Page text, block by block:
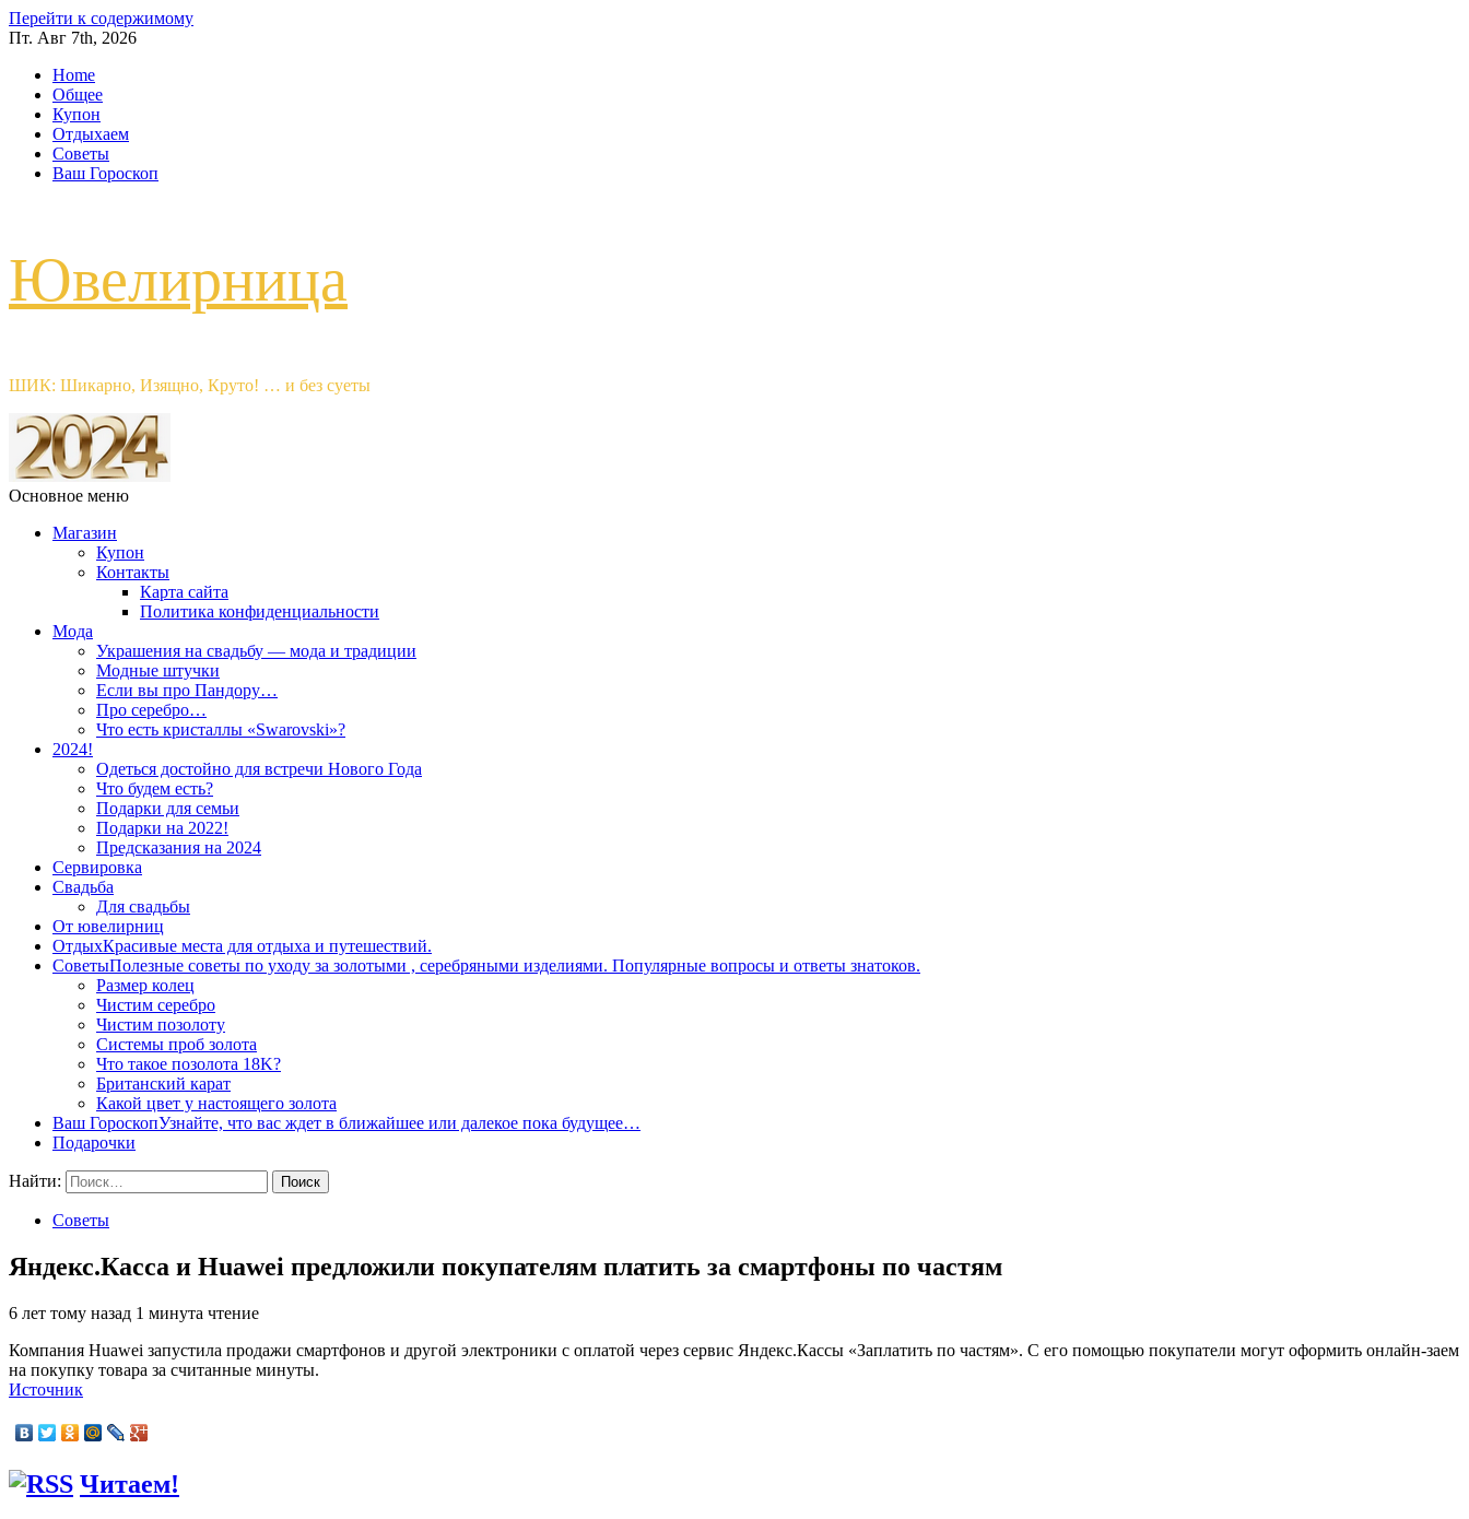
Перейти к содержимому
Пт. Авг 7th, 2026
Home
Общее
Купон
Отдыхаем
Советы
Ваш Гороскоп
Ювелирница
ШИК: Шикарно, Изящно, Круто! … и без суеты
Основное меню
Магазин
Купон
Контакты
Карта сайта
Политика конфиденциальности
Мода
Украшения на свадьбу — мода и традиции
Модные штучки
Если вы про Пандору…
Про серебро…
Что есть кристаллы «Swarovski»?
2024!
Одеться достойно для встречи Нового Года
Что будем есть?
Подарки для семьи
Подарки на 2022!
Предсказания на 2024
Сервировка
Свадьба
Для свадьбы
От ювелирниц
ОтдыхКрасивые места для отдыха и путешествий.
СоветыПолезные советы по уходу за золотыми , серебряными изделиями. Популярные вопросы и ответы знатоков.
Размер колец
Чистим серебро
Чистим позолоту
Системы проб золота
Что такое позолота 18K?
Британский карат
Какой цвет у настоящего золота
Ваш ГороскопУзнайте, что вас ждет в ближайшее или далекое пока будущее…
Подарочки
Найти:
Советы
Яндекс.Касса и Huawei предложили покупателям платить за смартфоны по частям
6 лет тому назад 1 минута чтение
Компания Huawei запустила продажи смартфонов и другой электроники с оплатой через сервис Яндекс.Кассы «Заплатить по частям». С его помощью покупатели могут оформить онлайн-заем
на покупку товара за считанные минуты.
Источник
Читаем!